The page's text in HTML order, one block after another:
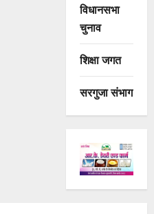
विधानसभा
चुनाव
शिक्षा जगत
सरगुजा संभाग